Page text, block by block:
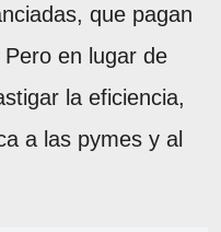
que pagan
en lugar de
la eficiencia,
a las pymes y al